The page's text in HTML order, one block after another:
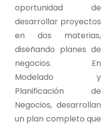
oportunidad de
desarrollar proyectos
en dos materias,
diseñando planes de
negocios. En
Modelado y
Planificación de
Negocios, desarrollan
un plan completo que